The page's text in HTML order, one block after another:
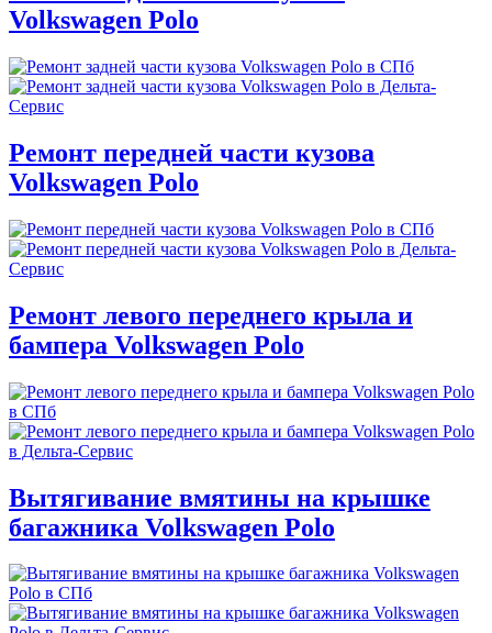
Volkswagen Polo
Ремонт передней части кузова
Volkswagen Polo
Ремонт левого переднего крыла и
бампера Volkswagen Polo
Вытягивание вмятины на крышке
багажника Volkswagen Polo